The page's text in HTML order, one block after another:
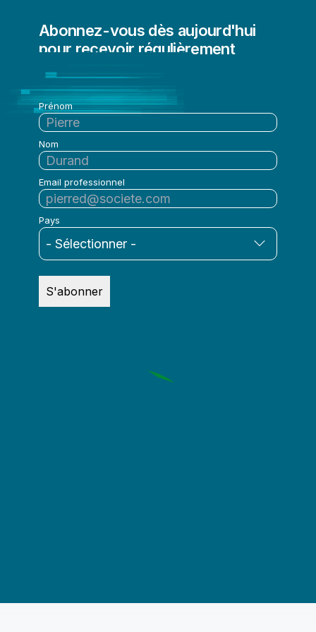
Modernisation des données
Qualité et gouvernance des données
Streaming de données
Abonnez-vous dès aujourd'hui
pour recevoir régulièrement
Prénom
Nom
Email professionnel
Pays
S'abonner